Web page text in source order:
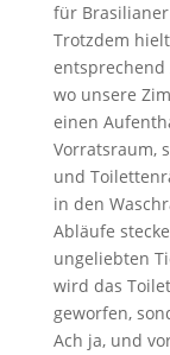
für
Trotzdem
entsprechend
wo unsere
einen
Vorratsraum,
und
in den
Abläufe
ungeliebten
wird das
geworfen,
Ach ja, und